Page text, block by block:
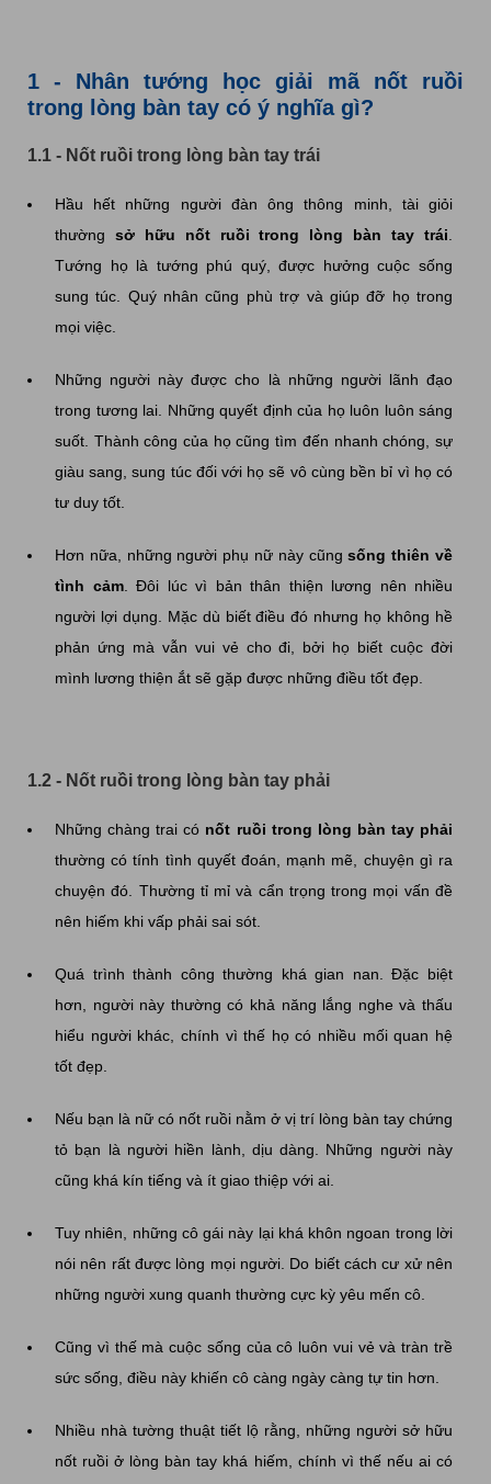
1 - Nhân tướng học giải mã nốt ruồi
trong lòng bàn tay có ý nghĩa gì?
1.1 - Nốt ruồi trong lòng bàn tay trái
Hầu hết những người đàn ông thông minh, tài giỏi
thường sở hữu nốt ruồi trong lòng bàn tay trái.
Tướng họ là tướng phú quý, được hưởng cuộc sống
sung túc. Quý nhân cũng phù trợ và giúp đỡ họ trong
mọi việc.
Những người này được cho là những người lãnh đạo
trong tương lai. Những quyết định của họ luôn luôn sáng
suốt. Thành công của họ cũng tìm đến nhanh chóng, sự
giàu sang, sung túc đối với họ sẽ vô cùng bền bỉ vì họ có
tư duy tốt.
Hơn nữa, những người phụ nữ này cũng sống thiên về
tình cảm. Đôi lúc vì bản thân thiện lương nên nhiều
người lợi dụng. Mặc dù biết điều đó nhưng họ không hề
phản ứng mà vẫn vui vẻ cho đi, bởi họ biết cuộc đời
mình lương thiện ắt sẽ gặp được những điều tốt đẹp.
1.2 - Nốt ruồi trong lòng bàn tay phải
Những chàng trai có nốt ruồi trong lòng bàn tay phải
thường có tính tình quyết đoán, mạnh mẽ, chuyện gì ra
chuyện đó. Thường tỉ mỉ và cẩn trọng trong mọi vấn đề
nên hiếm khi vấp phải sai sót.
Quá trình thành công thường khá gian nan. Đặc biệt
hơn, người này thường có khả năng lắng nghe và thấu
hiểu người khác, chính vì thế họ có nhiều mối quan hệ
tốt đẹp.
Nếu bạn là nữ có nốt ruồi nằm ở vị trí lòng bàn tay chứng
tỏ bạn là người hiền lành, dịu dàng. Những người này
cũng khá kín tiếng và ít giao thiệp với ai.
Tuy nhiên, những cô gái này lại khá khôn ngoan trong lời
nói nên rất được lòng mọi người. Do biết cách cư xử nên
những người xung quanh thường cực kỳ yêu mến cô.
Cũng vì thế mà cuộc sống của cô luôn vui vẻ và tràn trề
sức sống, điều này khiến cô càng ngày càng tự tin hơn.
Nhiều nhà tường thuật tiết lộ rằng, những người sở hữu
nốt ruồi ở lòng bàn tay khá hiếm, chính vì thế nếu ai có